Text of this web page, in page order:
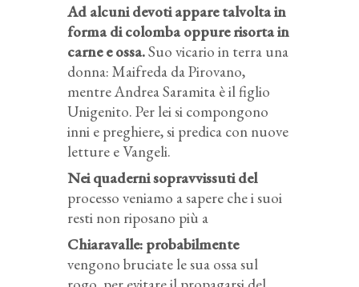
Ad alcuni devoti appare talvolta in
forma di colomba oppure risorta in
carne e ossa.Suo vicario in terra una
donna: Maifreda da Pirovano,
mentre Andrea Saramita è il figlio
Unigenito. Per lei si compongono
inni e preghiere, si predica con nuove
letture e Vangeli.
Nei quaderni sopravvissuti del
processo veniamo a sapere che i suoi
resti non riposano più a
Chiaravalle: probabilmente
vengono bruciate le sua ossa sul